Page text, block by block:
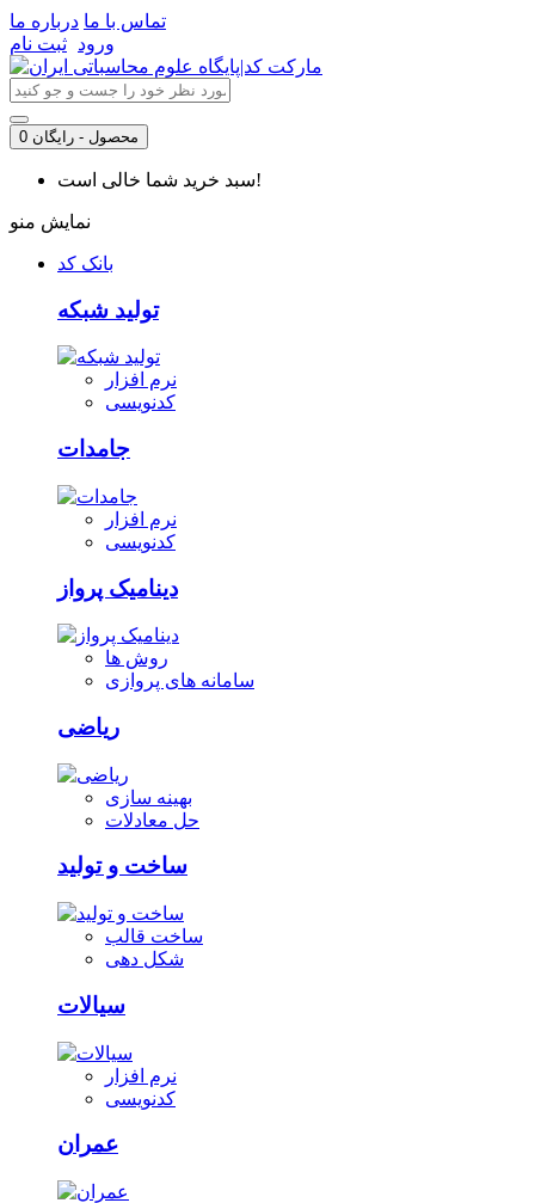
تماس با ما درباره ما
ورود ثبت نام
0 محصول - رایگان
سبد خرید شما خالی است!
نمایش منو
بانک کد
تولید شبکه
نرم افزار
کدنویسی
جامدات
نرم افزار
کدنویسی
دینامیک پرواز
روش ها
سامانه های پروازی
ریاضی
بهینه سازی
حل معادلات
ساخت و تولید
ساخت قالب
شکل دهی
سیالات
نرم افزار
کدنویسی
عمران